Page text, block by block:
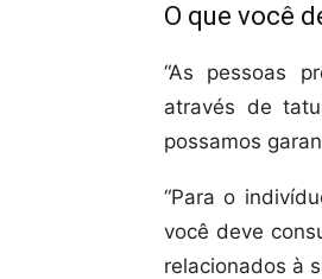
O que você
“As pessoas
através de
possamos
“Para o
você deve
relacionados à